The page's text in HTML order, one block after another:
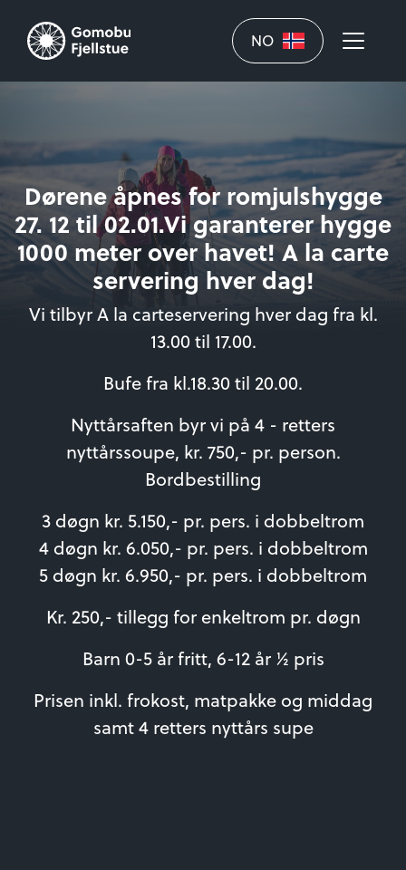
NO
Dørene åpnes for romjulshygge
27. 12 til 02.01.Vi garanterer hygge
1000 meter over havet! A la carte
servering hver dag!
Vi tilbyr A la carteservering hver dag fra kl.
13.00 til 17.00.
Bufe fra kl.18.30 til 20.00.
Nyttårsaften byr vi på 4 - retters
nyttårssoupe, kr. 750,- pr. person.
Bordbestilling
3 døgn kr. 5.150,- pr. pers. i dobbeltrom
4 døgn kr. 6.050,- pr. pers. i dobbeltrom
5 døgn kr. 6.950,- pr. pers. i dobbeltrom
Kr. 250,- tillegg for enkeltrom pr. døgn
Barn 0-5 år fritt, 6-12 år ½ pris
Prisen inkl. frokost, matpakke og middag
samt 4 retters nyttårs supe